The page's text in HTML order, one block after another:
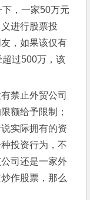
，一家50万元
进行股票投
，如果该仅有
过500万，该
禁止外贸公司
额给予限制；
实际拥有的资
投资行为，不
司还是一家外
作股票，那么